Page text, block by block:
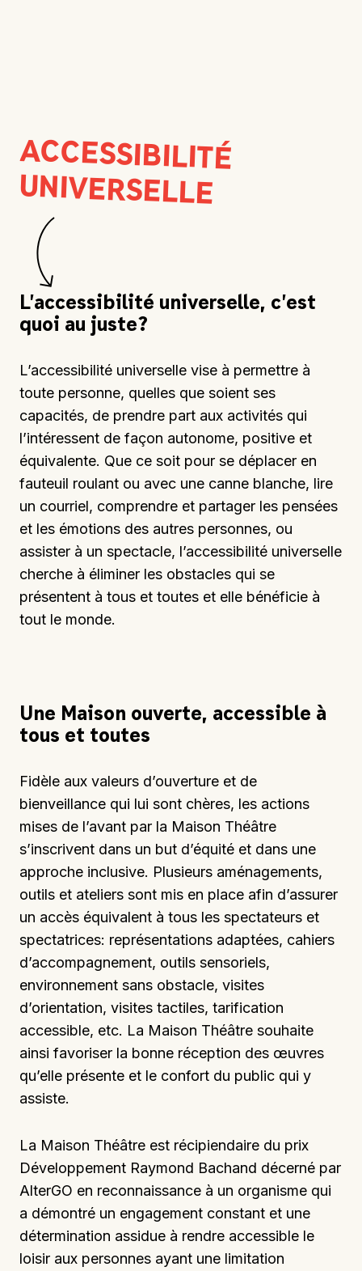
Programmation scolaire
Ateliers et animations
Billetterie
Abonnement
Nous soutenirPourquoi nous soutenir
Représentation solidaire
Partenaires
Donateurs et donatrices
Contact
ACCESSIBILITÉ
UNIVERSELLE
L’accessibilité universelle, c’est
quoi au juste?
L’accessibilité universelle vise à permettre à
toute personne, quelles que soient ses
capacités, de prendre part aux activités qui
l’intéressent de façon autonome, positive et
équivalente. Que ce soit pour se déplacer en
fauteuil roulant ou avec une canne blanche, lire
un courriel, comprendre et partager les pensées
et les émotions des autres personnes, ou
assister à un spectacle, l’accessibilité universelle
cherche à éliminer les obstacles qui se
présentent à tous et toutes et elle bénéficie à
tout le monde.
Une Maison ouverte, accessible à
tous et toutes
Fidèle aux valeurs d’ouverture et de
bienveillance qui lui sont chères, les actions
mises de l’avant par la Maison Théâtre
s’inscrivent dans un but d’équité et dans une
approche inclusive. Plusieurs aménagements,
outils et ateliers sont mis en place afin d’assurer
un accès équivalent à tous les spectateurs et
spectatrices: représentations adaptées, cahiers
d’accompagnement, outils sensoriels,
environnement sans obstacle, visites
d’orientation, visites tactiles, tarification
accessible, etc. La Maison Théâtre souhaite
ainsi favoriser la bonne réception des œuvres
qu’elle présente et le confort du public qui y
assiste.
La Maison Théâtre est récipiendaire du prix
Développement Raymond Bachand décerné par
AlterGO en reconnaissance à un organisme qui
a démontré un engagement constant et une
détermination assidue à rendre accessible le
loisir aux personnes ayant une limitation